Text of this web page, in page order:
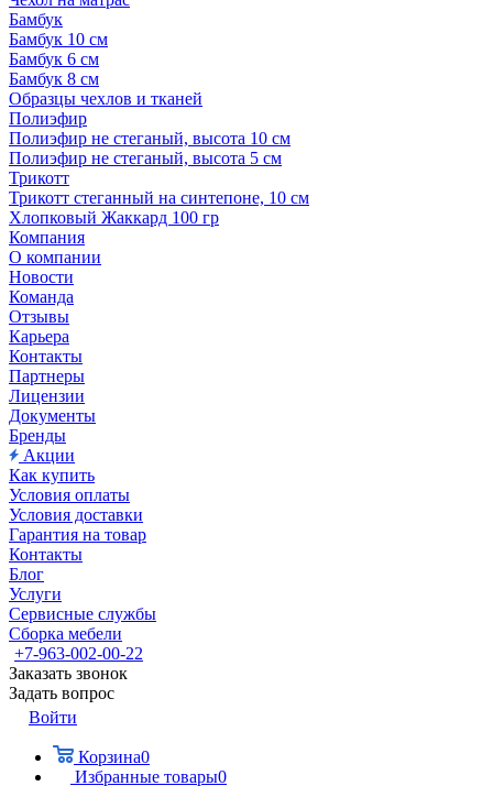
Бамбук
Бамбук 10 см
Бамбук 6 см
Бамбук 8 см
Образцы чехлов и тканей
Полиэфир
Полиэфир не стеганый, высота 10 см
Полиэфир не стеганый, высота 5 см
Трикотт
Трикотт стеганный на синтепоне, 10 см
Хлопковый Жаккард 100 гр
Компания
О компании
Новости
Команда
Отзывы
Карьера
Контакты
Партнеры
Лицензии
Документы
Бренды
Акции
Как купить
Условия оплаты
Условия доставки
Гарантия на товар
Контакты
Блог
Услуги
Сервисные службы
Сборка мебели
+7-963-002-00-22
Заказать звонок
Задать вопрос
Войти
Корзина0
Избранные товары0